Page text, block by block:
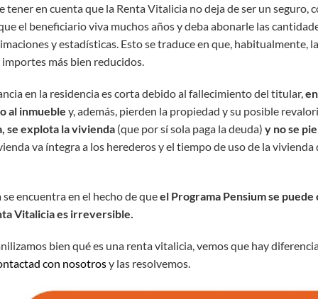
tener en cuenta que la Renta Vitalicia no deja de ser un seguro,
el beneficiario viva muchos años y deba abonarle las
y estadísticas. Esto se traduce en que, habitualmente,
más bien reducidos.
en la residencia es corta debido al fallecimiento del titular,
al inmueble y, además, pierden la propiedad y su posible
se explota la vivienda (que por sí sola paga la deuda) y no se
va íntegra a los herederos y el tiempo de uso de la
encuentra en el hecho de queel Programa Pensium se
Vitalicia es irreversible.
bien qué es una renta vitalicia, vemos que hay
con nosotrosy las resolvemos.